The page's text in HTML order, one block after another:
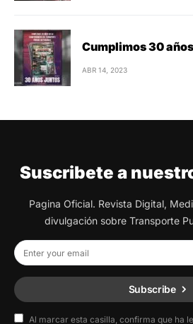
Cumplimos 30 años
ABR 14, 2023
Suscribete a
Pagina Oficial. Revista Digital,
divulgación sobre Transporte
Subscribe
Al marcar esta casilla, confirma que ha